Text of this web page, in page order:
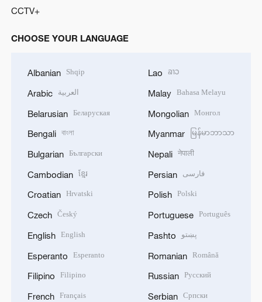
CCTV+
CHOOSE YOUR LANGUAGE
Albanian Shqip
Arabic العربية
Belarusian Беларуская
Bengali বাংলা
Bulgarian Български
Cambodian ខ្មែរ
Croatian Hrvatski
Czech Český
English English
Esperanto Esperanto
Filipino Filipino
French Français
Lao ລາວ
Malay Bahasa Melayu
Mongolian Монгол
Myanmar မြန်မာဘာသာ
Nepali नेपाली
Persian فارسی
Polish Polski
Portuguese Português
Pashto پښتو
Romanian Română
Russian Русский
Serbian Српски